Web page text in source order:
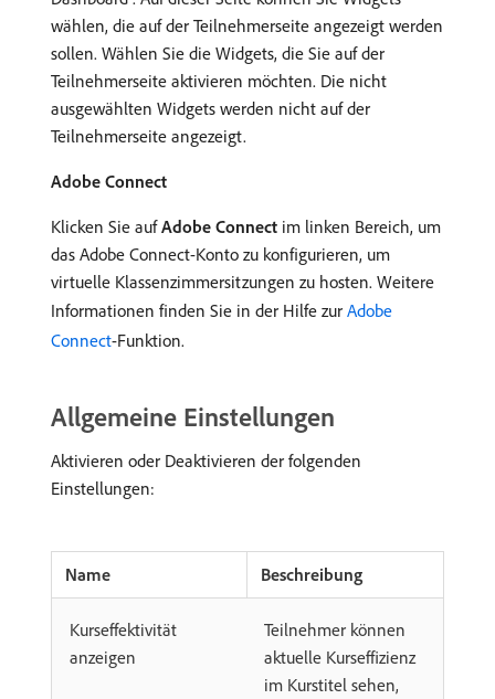
wählen, die auf der Teilnehmerseite angezeigt werden
sollen. Wählen Sie die Widgets, die Sie auf der
Teilnehmerseite aktivieren möchten. Die nicht
ausgewählten Widgets werden nicht auf der
Teilnehmerseite angezeigt.
Adobe Connect
Klicken Sie aufAdobe Connect im linken Bereich, um
das Adobe Connect-Konto zu konfigurieren, um
virtuelle Klassenzimmersitzungen zu hosten. Weitere
Informationen finden Sie in der Hilfe zur Adobe
Connect-Funktion.
Allgemeine Einstellungen
Aktivieren oder Deaktivieren der folgenden
Einstellungen:
Name Beschreibung
Kurseffektivität
anzeigen
Teilnehmer können
aktuelle Kurseffizienz
im Kurstitel sehen,